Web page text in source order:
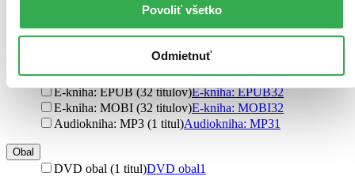
Povoliť všetko
Odmietnuť
šitá väzba (4 tituly)šitá väzba4
E-kniha: PDF (46 titulov)E-kniha: PDF46
E-kniha: EPUB (32 titulov)E-kniha: EPUB32
E-kniha: MOBI (32 titulov)E-kniha: MOBI32
Audiokniha: MP3 (1 titul)Audiokniha: MP31
Obal
DVD obal (1 titul)DVD obal1